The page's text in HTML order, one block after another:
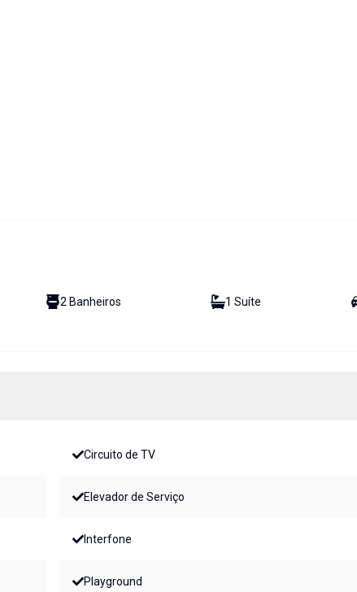
2 Banheiros 1 Suíte
Circuito de TV
Elevador de Serviço
Interfone
Playground